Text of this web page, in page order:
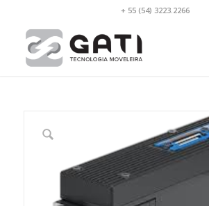
+ 55 (54) 3223.2266